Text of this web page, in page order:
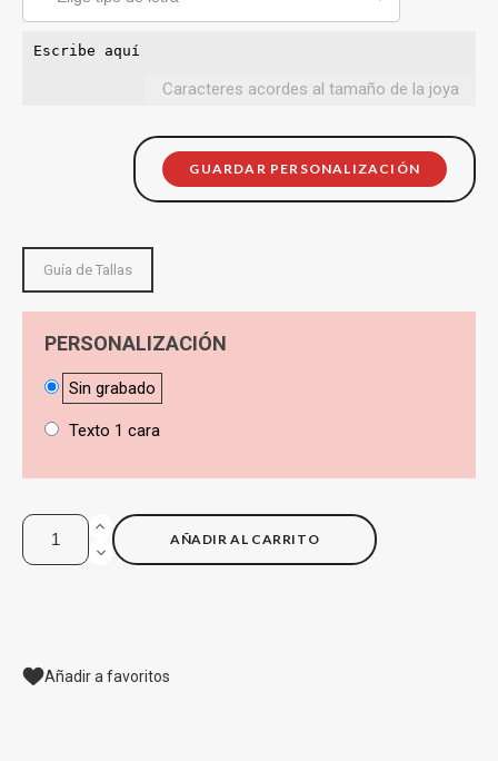
Caracteres acordes al tamaño de la joya
GUARDAR PERSONALIZACIÓN
Guía de Tallas
PERSONALIZACIÓN
Sin grabado
Texto 1 cara
AÑADIR AL CARRITO
Añadir a favoritos